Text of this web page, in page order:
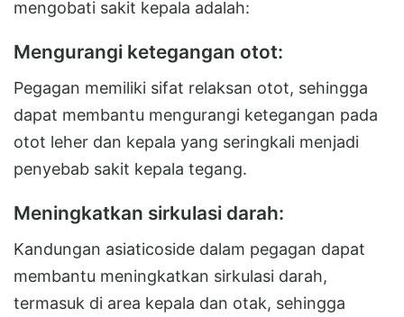
mengobati sakit kepala adalah:
Mengurangi ketegangan otot:
Pegagan memiliki sifat relaksan otot, sehingga
dapat membantu mengurangi ketegangan pada
otot leher dan kepala yang seringkali menjadi
penyebab sakit kepala tegang.
Meningkatkan sirkulasi darah:
Kandungan asiaticoside dalam pegagan dapat
membantu meningkatkan sirkulasi darah,
termasuk di area kepala dan otak, sehingga